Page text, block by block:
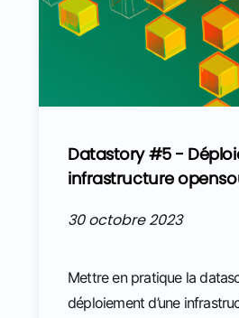
Datastory #5 -
infrastructure
30 octobre 2023
Mettre en pratique la
déploiement d’une